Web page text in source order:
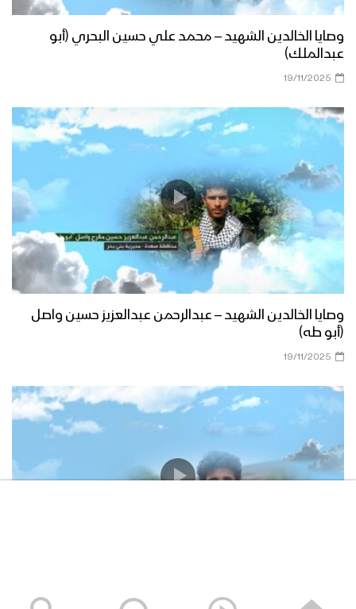
وصايا الخالدين الشهيد – محمد علي حسين البحري (أبو
عبدالملك)
19/11/2025
وصايا الخالدين الشهيد – عبدالرحمن عبدالعزيز حسين واصل
(أبو طه)
19/11/2025
وصايا الخالدين الشهيد – صالح عبدالله صالح جوين (أبو خليل)